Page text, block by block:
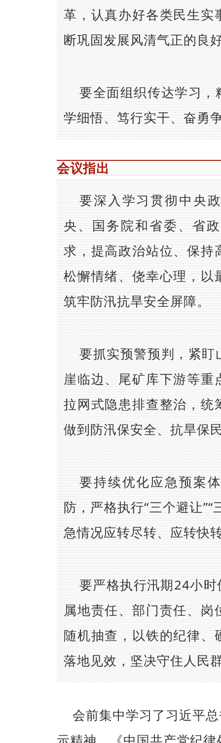
革，认真办好各类民生
断巩固发展风清气正的良
要全面组织传达学习
学细悟、笃行实干、奋勇
会议指出
要深入学习贯彻中央
央、国务院和省委、省
求，提高政治站位、保
松懈情绪、侥幸心理，
筑牢防汛抗旱安全屏障。
要抓实预警预判，紧
崖临边、尾矿库下游等
拉网式隐患排查整治，
做到防汛保安全、抗旱保
要持续优化应急预案
防，严格执行“三个避让
急情况应转尽转、应转快
要严格执行汛期24小
属地责任、部门责任、
随机抽查，以铁的纪律
落地见效，坚决守住人民
会前集中学习了习近平